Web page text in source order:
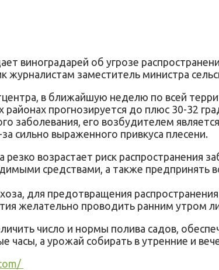
виноградарей об угрозе
журналистам заместитель министра
в ближайшую неделю по всей
районах прогнозируется до плюс 30-32
заболевания, его возбудителем
сильно выраженного привкуса плесени.
резко возрастает риск
средствами, а также предпринять
для предотвращения
желательно проводить ранним утром
число и нормы полива садов,
часы, а урожай собирать в утренние и